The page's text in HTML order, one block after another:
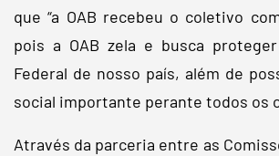
que “a OAB recebeu o coletivo
pois a OAB zela e busca
Federal de nosso país, além de
social importante perante todos os
Através da parceria entre as